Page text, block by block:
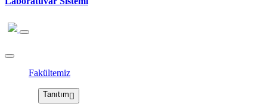
Fakültemiz
Tanıtım